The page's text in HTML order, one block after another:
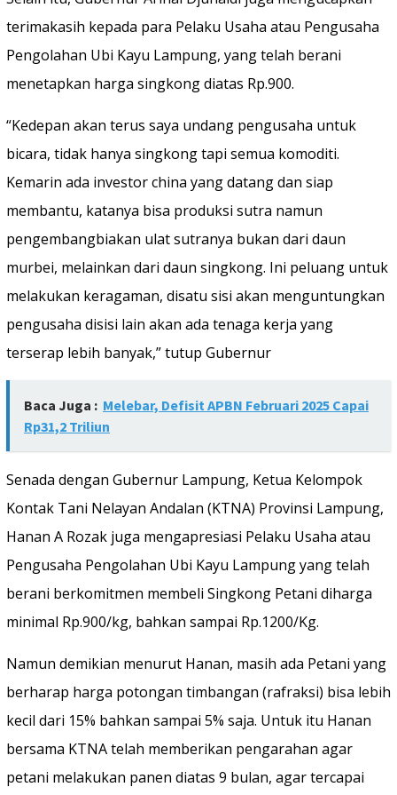
terimakasih kepada para Pelaku Usaha atau Pengusaha
Pengolahan Ubi Kayu Lampung, yang telah berani
menetapkan harga singkong diatas Rp.900.
“Kedepan akan terus saya undang pengusaha untuk
bicara, tidak hanya singkong tapi semua komoditi.
Kemarin ada investor china yang datang dan siap
membantu, katanya bisa produksi sutra namun
pengembangbiakan ulat sutranya bukan dari daun
murbei, melainkan dari daun singkong. Ini peluang untuk
melakukan keragaman, disatu sisi akan menguntungkan
pengusaha disisi lain akan ada tenaga kerja yang
terserap lebih banyak,” tutup Gubernur
Baca Juga : Melebar, Defisit APBN Februari 2025 Capai
Rp31,2 Triliun
Senada dengan Gubernur Lampung, Ketua Kelompok
Kontak Tani Nelayan Andalan (KTNA) Provinsi Lampung,
Hanan A Rozak juga mengapresiasi Pelaku Usaha atau
Pengusaha Pengolahan Ubi Kayu Lampung yang telah
berani berkomitmen membeli Singkong Petani diharga
minimal Rp.900/kg, bahkan sampai Rp.1200/Kg.
Namun demikian menurut Hanan, masih ada Petani yang
berharap harga potongan timbangan (rafraksi) bisa lebih
kecil dari 15% bahkan sampai 5% saja. Untuk itu Hanan
bersama KTNA telah memberikan pengarahan agar
petani melakukan panen diatas 9 bulan, agar tercapai